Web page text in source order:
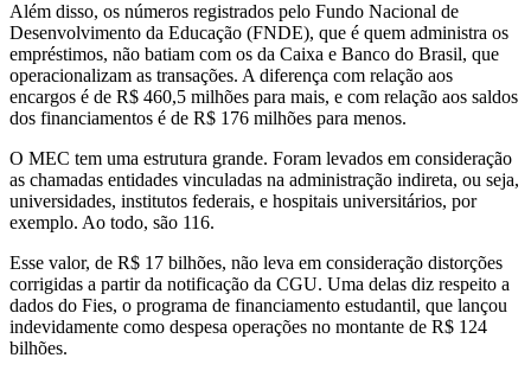
Além disso, os números registrados pelo Fundo Nacional de
Desenvolvimento da Educação (FNDE), que é quem administra os
empréstimos, não batiam com os da Caixa e Banco do Brasil, que
operacionalizam as transações. A diferença com relação aos
encargos é de R$ 460,5 milhões para mais, e com relação aos saldos
dos financiamentos é de R$ 176 milhões para menos.
O MEC tem uma estrutura grande. Foram levados em consideração
as chamadas entidades vinculadas na administração indireta, ou seja,
universidades, institutos federais, e hospitais universitários, por
exemplo. Ao todo, são 116.
Esse valor, de R$ 17 bilhões, não leva em consideração distorções
corrigidas a partir da notificação da CGU. Uma delas diz respeito a
dados do Fies, o programa de financiamento estudantil, que lançou
indevidamente como despesa operações no montante de R$ 124
bilhões.